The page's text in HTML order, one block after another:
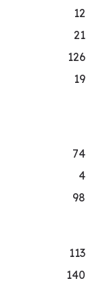
12
21
126
19
74
4
98
113
140